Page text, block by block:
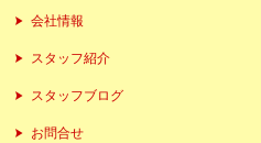
会社情報
スタッフ紹介
スタッフブログ
お問合せ